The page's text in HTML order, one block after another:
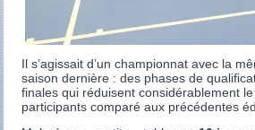
Il s’agissait d’un championnat avec la
saison dernière : des phases de
finales qui réduisent considérablement
participants comparé aux précédentes